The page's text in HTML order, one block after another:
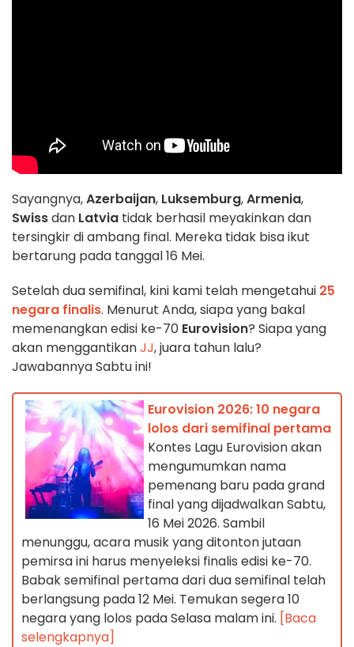
Sayangnya,Azerbaijan, Luksemburg,Armenia,
Swissdan Latvia tidak berhasil meyakinkan dan
tersingkir di ambang final. Mereka tidak bisa ikut
bertarung pada tanggal 16 Mei.
Setelah dua semifinal, kini kami telah mengetahui 25
negara finalis. Menurut Anda, siapa yang bakal
memenangkan edisi ke-70 Eurovision? Siapa yang
akan menggantikanJJ, juara tahun lalu?
Jawabannya Sabtu ini!
Eurovision 2026: 10 negara
lolos dari semifinal pertama
Kontes Lagu Eurovision akan
mengumumkan nama
pemenang baru pada grand
final yang dijadwalkan Sabtu,
16 Mei 2026. Sambil
menunggu, acara musik yang ditonton jutaan
pemirsa ini harus menyeleksi finalis edisi ke-70.
Babak semifinal pertama dari dua semifinal telah
berlangsung pada 12 Mei. Temukan segera 10
negara yang lolos pada Selasa malam ini. [Baca
selengkapnya]